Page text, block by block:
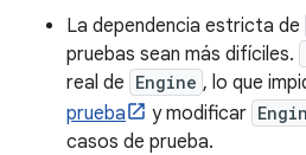
La dependencia estricta de
pruebas sean más difíciles.
real de Engine , lo que
prueba
y modificar
casos de prueba.